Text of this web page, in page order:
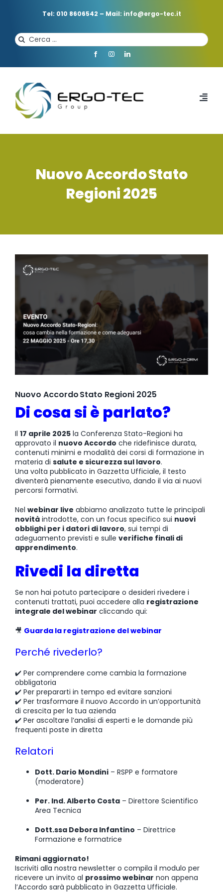
Tel: 010 8606542 – Mail: info@ergo-tec.it
Cerca
per:
HOME
CHI SIAMO
PROFESSIONISTI
SERVIZI
NEWS
CONTATTI
Nuovo Accordo Stato
Regioni 2025
immagine
Nuovo Accordo Stato Regioni 2025
Di cosa si è parlato?
Il 17 aprile 2025la Conferenza Stato-Regioni ha
approvato il nuovo Accordo che ridefinisce durata,
contenuti minimi e modalità dei corsi di formazione in
materia di salute e sicurezza sul lavoro.
Una volta pubblicato in Gazzetta Ufficiale, il testo
diventerà pienamente esecutivo, dando il via ai nuovi
percorsi formativi.
Nel webinar live abbiamo analizzato tutte le principali
novitàintrodotte, con un focus specifico sui nuovi
obblighi per i datori di lavoro, sui tempi di
adeguamento previsti e sulle verifiche finali di
apprendimento.
Rivedi la diretta
Se non hai potuto partecipare o desideri rivedere i
contenuti trattati, puoi accedere alla registrazione
integrale del webinar cliccando qui:
🎥 Guarda la registrazione del webinar
Perché rivederlo?
✔️ Per comprendere come cambia la formazione
obbligatoria
✔️ Per prepararti in tempo ed evitare sanzioni
✔️ Per trasformare il nuovo Accordo in un’opportunità
di crescita per la tua azienda
✔️ Per ascoltare l’analisi di esperti e le domande più
frequenti poste in diretta
Relatori
Dott. Dario Mondini– RSPP e formatore
(moderatore)
Per. Ind. Alberto Costa– Direttore Scientifico
Area Tecnica
Dott.ssa Debora Infantino – Direttrice
Formazione e formatrice
Rimani aggiornato!
Iscriviti alla nostra newsletter o compila il modulo per
ricevere un invito al prossimo webinar non appena
l’Accordo sarà pubblicato in Gazzetta Ufficiale.